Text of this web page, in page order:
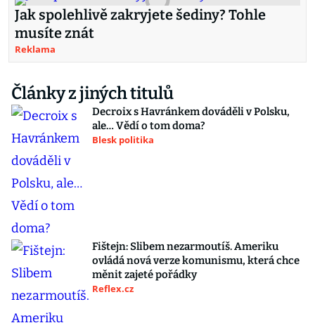
Jak spolehlivě zakryjete šediny? Tohle
musíte znát
Reklama
Články z jiných titulů
Decroix s Havránkem dováděli v Polsku,
ale… Vědí o tom doma?
Blesk politika
Fištejn: Slibem nezarmoutíš. Ameriku
ovládá nová verze komunismu, která chce
měnit zajeté pořádky
Reflex.cz